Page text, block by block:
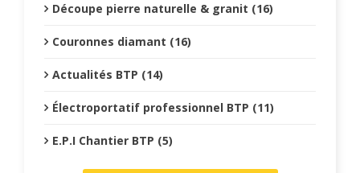
Découpe pierre naturelle & granit (16)
Couronnes diamant (16)
Actualités BTP (14)
Électroportatif professionnel BTP (11)
E.P.I Chantier BTP (5)